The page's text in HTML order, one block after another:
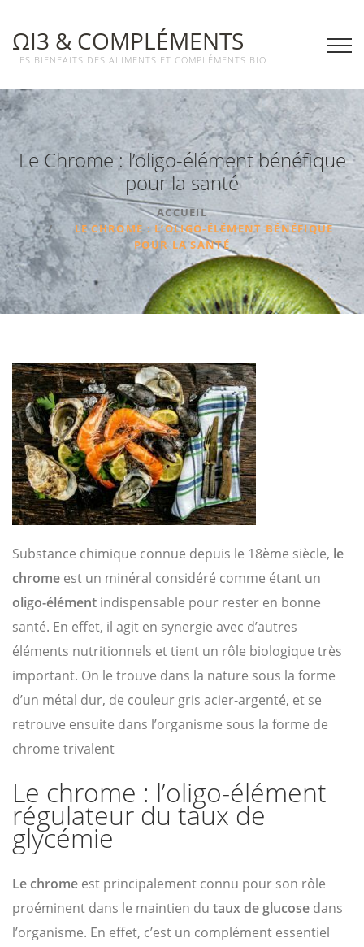
ΩΙ3 & COMPLÉMENTS
LES BIENFAITS DES ALIMENTS ET COMPLÉMENTS BIO
Le Chrome : l’oligo-élément bénéfique
pour la santé
ACCUEIL
LE CHROME : L’OLIGO-ÉLÉMENT BÉNÉFIQUE
POUR LA SANTÉ
Substance chimique connue depuis le 18ème siècle, le
chrome est un minéral considéré comme étant un
oligo-élément indispensable pour rester en bonne
santé. En effet, il agit en synergie avec d’autres
éléments nutritionnels et tient un rôle biologique très
important. On le trouve dans la nature sous la forme
d’un métal dur, de couleur gris acier-argenté, et se
retrouve ensuite dans l’organisme sous la forme de
chrome trivalent
Le chrome : l’oligo-élément
régulateur du taux de
glycémie
Le chrome est principalement connu pour son rôle
proéminent dans le maintien du taux de glucose dans
l’organisme. En effet, c’est un complément essentiel